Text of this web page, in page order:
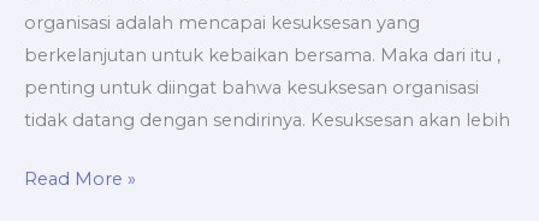
organisasi adalah mencapai kesuksesan yang
berkelanjutan untuk kebaikan bersama. Maka dari itu ,
penting untuk diingat bahwa kesuksesan organisasi
tidak datang dengan sendirinya. Kesuksesan akan lebih
Read More »